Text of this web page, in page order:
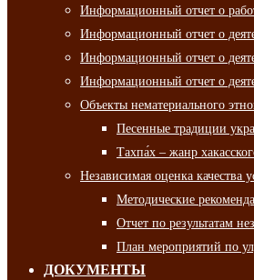
Информационный отчет о
Информационный отчет о
Информационный отчет о
Информационный отчет о
Объекты нематериального
Песенные традиции
Тахпа́х – жанр
Независимая оценка
Методические
Отчет по результатам
План мероприятий по
ДОКУМЕНТЫ